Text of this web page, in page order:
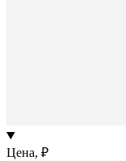
Цена, ₽